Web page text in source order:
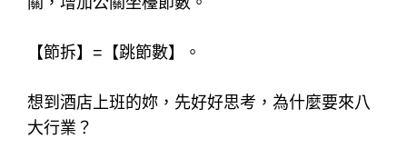
【節拆】=【跳節數】。
想到酒店上班的妳，先好好思考，為什麼要來八
大行業？